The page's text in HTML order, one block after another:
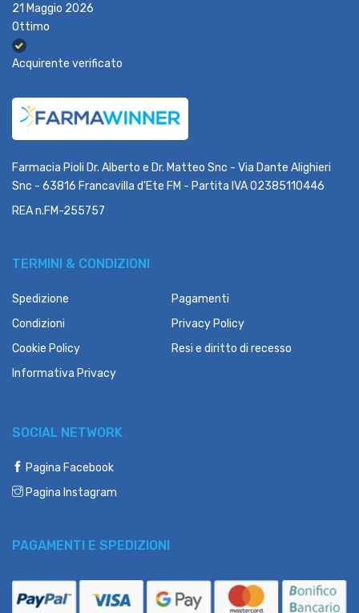
21 Maggio 2026
Ottimo
Acquirente verificato
Farmacia Pioli Dr. Alberto e Dr. Matteo Snc - Via Dante Alighieri
Snc - 63816 Francavilla d'Ete FM - Partita IVA 02385110446
REA n.FM-255757
TERMINI & CONDIZIONI
Spedizione
Pagamenti
Condizioni
Privacy Policy
Cookie Policy
Resi e diritto di recesso
Informativa Privacy
SOCIAL NETWORK
Pagina Facebook
Pagina Instagram
PAGAMENTI E SPEDIZIONI